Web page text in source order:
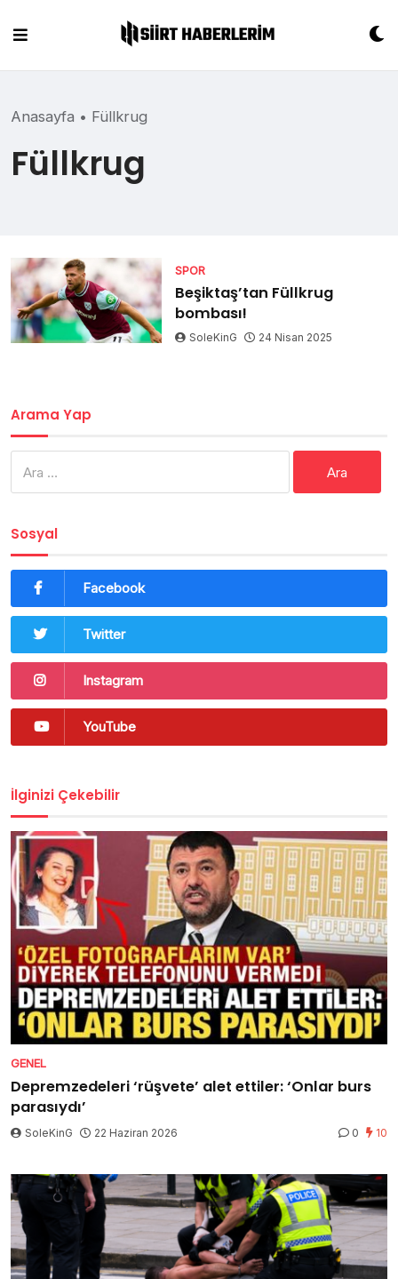
content
Anasayfa • Füllkrug
Füllkrug
SPOR
Beşiktaş’tan Füllkrug
bombası!
SoleKinG 24 Nisan 2025
Arama Yap
Sosyal
Facebook
Twitter
Instagram
YouTube
İlginizi Çekebilir
GENEL
Depremzedeleri ‘rüşvete’ alet ettiler: ‘Onlar burs
parasıydı’
SoleKinG 22 Haziran 2026 0 10